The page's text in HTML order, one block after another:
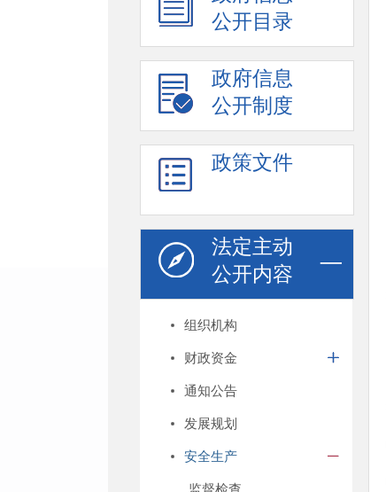
公开目录
政府信息
公开制度
政策文件
法定主动
公开内容
组织机构
财政资金
通知公告
发展规划
安全生产
监督检查